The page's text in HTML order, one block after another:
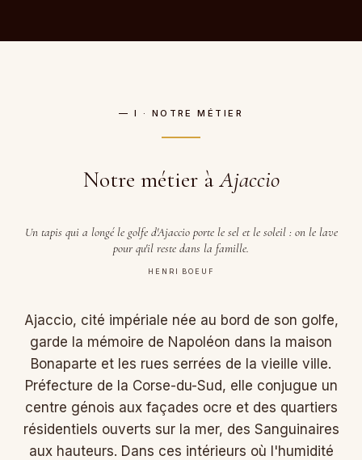
— I · NOTRE MÉTIER
Notre métier àAjaccio
Un tapis qui a longé le golfe d'Ajaccio porte le sel et le soleil : on le lave
pour qu'il reste dans la famille.
HENRI BOEUF
Ajaccio, cité impériale née au bord de son golfe,
garde la mémoire de Napoléon dans la maison
Bonaparte et les rues serrées de la vieille ville.
Préfecture de la Corse-du-Sud, elle conjugue un
centre génois aux façades ocre et des quartiers
résidentiels ouverts sur la mer, des Sanguinaires
aux hauteurs. Dans ces intérieurs où l'humidité